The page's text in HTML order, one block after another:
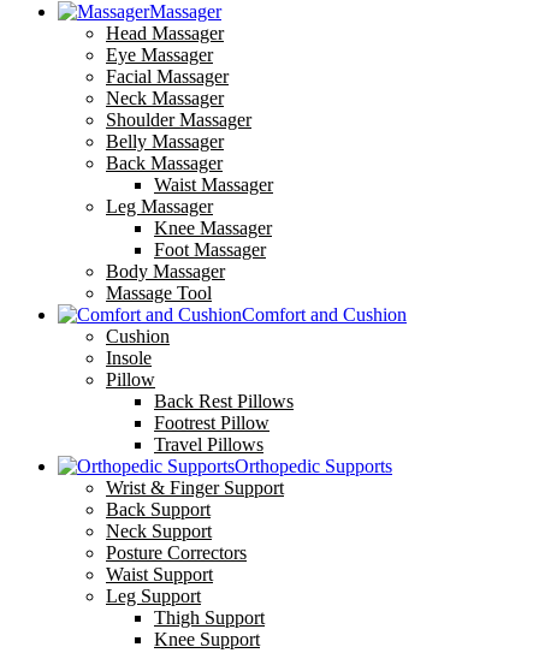
Massager
Head Massager
Eye Massager
Facial Massager
Neck Massager
Shoulder Massager
Belly Massager
Back Massager
Waist Massager
Leg Massager
Knee Massager
Foot Massager
Body Massager
Massage Tool
Comfort and Cushion
Cushion
Insole
Pillow
Back Rest Pillows
Footrest Pillow
Travel Pillows
Orthopedic Supports
Wrist & Finger Support
Back Support
Neck Support
Posture Correctors
Waist Support
Leg Support
Thigh Support
Knee Support